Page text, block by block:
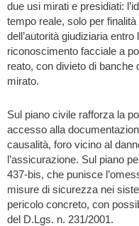
due usi mirati e presidiati:
tempo reale, solo per
dell’autorità giudiziaria
riconoscimento facciale a
reato, con divieto di banche
mirato.
Sul piano civile rafforza la
accesso alla
causalità, foro vicino al
l’assicurazione. Sul piano
437-bis, che punisce
misure di sicurezza nei
pericolo concreto, con
del D.Lgs. n. 231/2001.